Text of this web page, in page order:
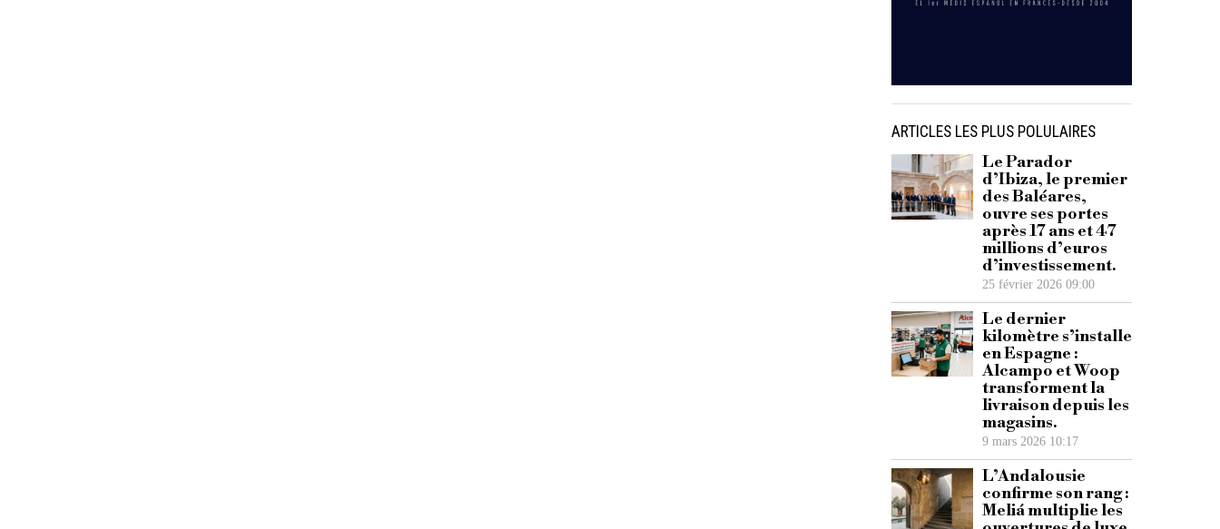
ARTICLES LES PLUS POLULAIRES
Le Parador
d’Ibiza, le premier
des Baléares,
ouvre ses portes
après 17 ans et 47
millions d’euros
d’investissement.
25 février 2026 09:00
Le dernier
kilomètre s’installe
en Espagne :
Alcampo et Woop
transforment la
livraison depuis les
magasins.
9 mars 2026 10:17
L’Andalousie
confirme son rang :
Meliá multiplie les